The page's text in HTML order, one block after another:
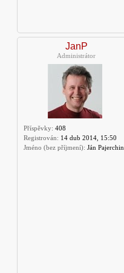
JanP
Administrátor
Příspěvky: 408
Registrován: 14 dub 2014, 15:50
Jméno (bez příjmení): Ján Pajerchin